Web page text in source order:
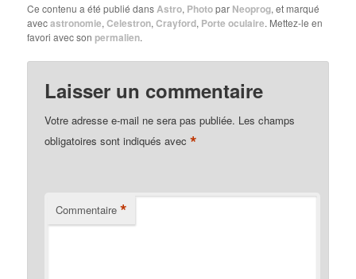
Ce contenu a été publié dans Astro, Photopar Neoprog, et marqué
avecastronomie,Celestron,Crayford, Porte oculaire. Mettez-le en
favori avec son permalien.
Laisser un commentaire
Votre adresse e-mail ne sera pas publiée. Les champs
obligatoires sont indiqués avec*
Commentaire *